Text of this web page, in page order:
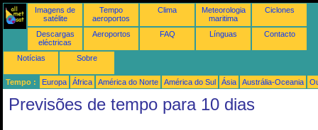
Imagens de
satélite
Tempo
aeroportos
Clima
Meteorologia
maritima
Ciclones
Descargas
eléctricas
Aeroportos FAQ Línguas Contacto
Notícias Sobre
Tempo : Europa África América do Norte América do Sul Ásia Austrália-Oceania
Previsões de tempo para 10 dias